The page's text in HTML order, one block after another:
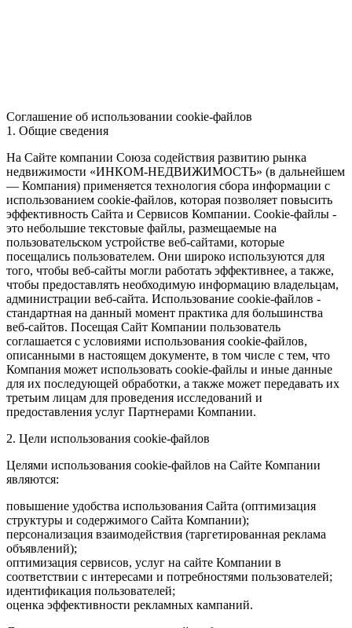
Соглашение об использовании cookie-файлов
1. Общие сведения
На Сайте компании Союза содействия развитию рынка
недвижимости «ИНКОМ-НЕДВИЖИМОСТЬ» (в дальнейшем
— Компания) применяется технология сбора информации с
использованием cookie-файлов, которая позволяет повысить
эффективность Сайта и Сервисов Компании. Сookie-файлы -
это небольшие текстовые файлы, размещаемые на
пользовательском устройстве веб-сайтами, которые
посещались пользователем. Они широко используются для
того, чтобы веб-сайты могли работать эффективнее, а также,
чтобы предоставлять необходимую информацию владельцам,
администрации веб-сайта. Использование cookie-файлов -
стандартная на данный момент практика для большинства
веб-сайтов. Посещая Сайт Компании пользователь
соглашается с условиями использования cookie-файлов,
описанными в настоящем документе, в том числе с тем, что
Компания может использовать cookie-файлы и иные данные
для их последующей обработки, а также может передавать их
третьим лицам для проведения исследований и
предоставления услуг Партнерами Компании.
2. Цели использования cookie-файлов
Целями использования cookie-файлов на Сайте Компании
являются:
повышение удобства использования Сайта (оптимизация
структуры и содержимого Сайта Компании);
персонализация взаимодействия (таргетированная реклама
объявлений);
оптимизация сервисов, услуг на сайте Компании в
соответствии с интересами и потребностями пользователей;
идентификация пользователей;
оценка эффективности рекламных кампаний.